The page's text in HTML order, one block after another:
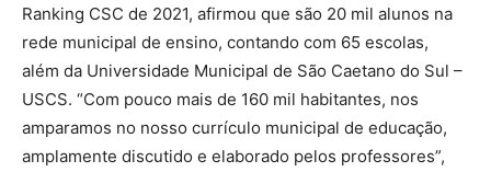
Ranking CSC de 2021, afirmou que são 20 mil alunos na
rede municipal de ensino, contando com 65 escolas,
além da Universidade Municipal de São Caetano do Sul –
USCS. “Com pouco mais de 160 mil habitantes, nos
amparamos no nosso currículo municipal de educação,
amplamente discutido e elaborado pelos professores”,